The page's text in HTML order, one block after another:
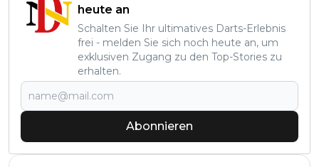
heute an
Schalten Sie Ihr ultimatives Darts-Erlebnis
frei - melden Sie sich noch heute an, um
exklusiven Zugang zu den Top-Stories zu
erhalten.
Abonnieren